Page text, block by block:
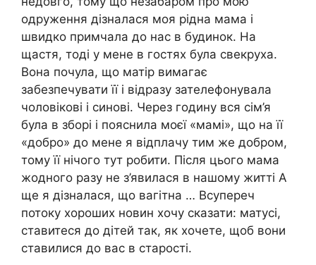
одруження дізналася моя рідна мама і
швидко примчала до нас в будинок. На
щастя, тоді у мене в гостях була свекруха.
Вона почула, що матір вимагає
забезпечувати її і відразу зателефонувала
чоловікові і синові. Через годину вся сім’я
була в зборі і пояснила моєї «мамі», що на її
«добро» до мене я відплачу тим же добром,
тому її нічого тут робити. Після цього мама
жодного разу не з’явилася в нашому житті А
ще я дізналася, що вагітна … Всупереч
потоку хороших новин хочу сказати: матусі,
ставитеся до дітей так, як хочете, щоб вони
ставилися до вас в старості.